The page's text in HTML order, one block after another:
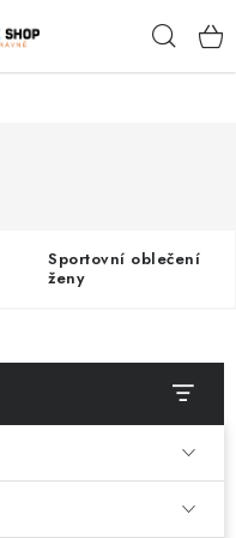
Sportovní oblečení
ženy